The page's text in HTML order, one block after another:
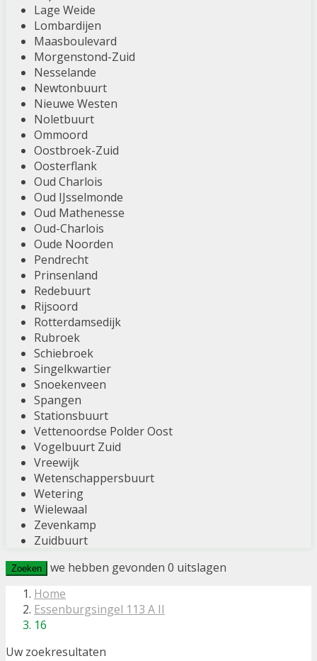
Lage Weide
Lombardijen
Maasboulevard
Morgenstond-Zuid
Nesselande
Newtonbuurt
Nieuwe Westen
Noletbuurt
Ommoord
Oostbroek-Zuid
Oosterflank
Oud Charlois
Oud IJsselmonde
Oud Mathenesse
Oud-Charlois
Oude Noorden
Pendrecht
Prinsenland
Redebuurt
Rijsoord
Rotterdamsedijk
Rubroek
Schiebroek
Singelkwartier
Snoekenveen
Spangen
Stationsbuurt
Vettenoordse Polder Oost
Vogelbuurt Zuid
Vreewijk
Wetenschappersbuurt
Wetering
Wielewaal
Zevenkamp
Zuidbuurt
Zoeken we hebben gevonden 0 uitslagen
Home
Essenburgsingel 113 A II
16
Uw zoekresultaten